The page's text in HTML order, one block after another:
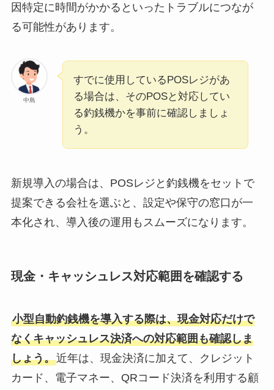
因特定に時間がかかるといったトラブルにつなが
る可能性があります。
中島
すでに使用しているPOSレジがあ
る場合は、そのPOSと対応してい
る釣銭機かを事前に確認しましょ
う。
新規導入の場合は、POSレジと釣銭機をセットで
提案できる会社を選ぶと、設定や保守の窓口が一
本化され、導入後の運用もスムーズになります。
現金・キャッシュレス対応範囲を確認する
小型自動釣銭機を導入する際は、現金対応だけで
なくキャッシュレス決済への対応範囲も確認しま
しょう。近年は、現金決済に加えて、クレジット
カード、電子マネー、QRコード決済を利用する顧